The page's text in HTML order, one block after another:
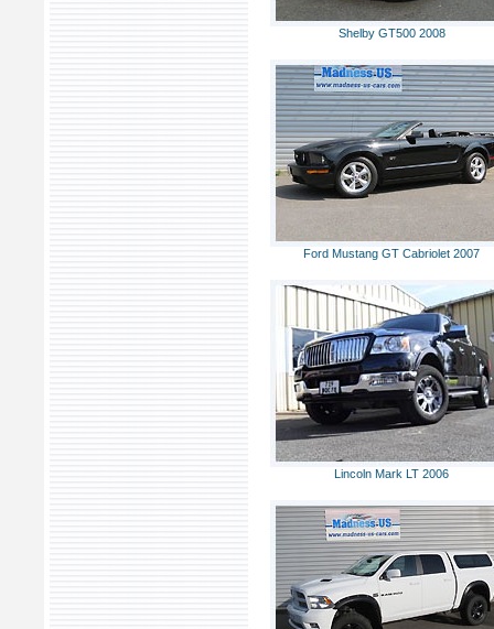
Shelby GT500 2008
Ford Mustang GT Cabriolet 2007
Lincoln Mark LT 2006